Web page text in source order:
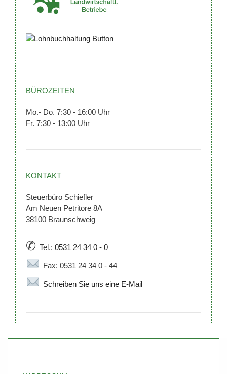
BÜROZEITEN
Mo.- Do. 7:30 - 16:00 Uhr
Fr. 7:30 - 13:00 Uhr
KONTAKT
Steuerbüro Schiefler
Am Neuen Petritore 8A
38100 Braunschweig
✆ Tel.: 0531 24 34 0 - 0
Fax: 0531 24 34 0 - 44
Schreiben Sie uns eine E-Mail